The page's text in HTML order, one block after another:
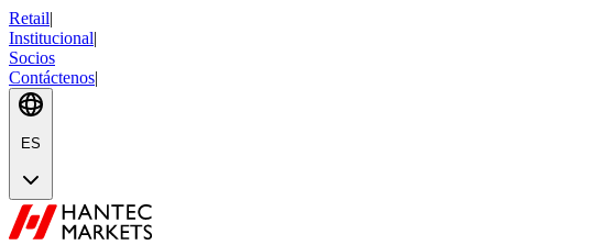
Retail|
Institucional|
Socios
Contáctenos|
ES